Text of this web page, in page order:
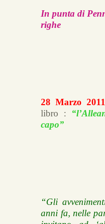
BIBLIOTECA
ELISA
In punta di
righe
28 Marzo 2011
libro :
capo”
“Gli
anni fa, nelle